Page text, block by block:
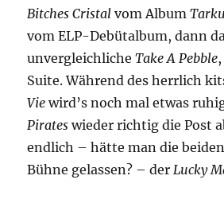
Bitches Cristal vom Album
vom ELP-Debütalbum, dann
unvergleichlicheTake A Pebble
Suite. Während des herrlich
Vie wird’s noch mal etwas
Pirates wieder richtig die Post
endlich – hätte man die
Bühne gelassen? – der Lucky